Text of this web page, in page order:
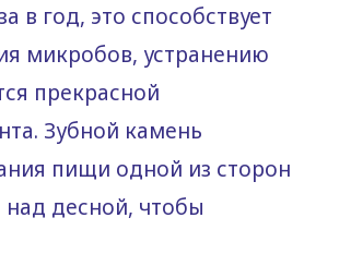
в год, это способствует
микробов, устранению
прекрасной
Зубной камень
пищи одной из сторон
десной, чтобы